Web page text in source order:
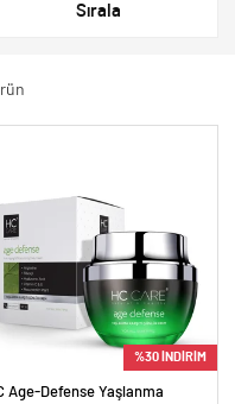
Sırala
%30 İNDİRİM
Age-Defense Yaşlanma